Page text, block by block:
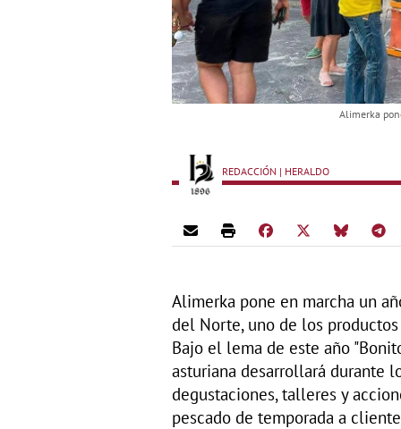
Alimerka
REDACCIÓN | HERALDO
Alimerka pone en marcha un
del Norte, uno de los
Bajo el lema de este año
asturiana desarrollará durante
degustaciones, talleres y
pescado de temporada a